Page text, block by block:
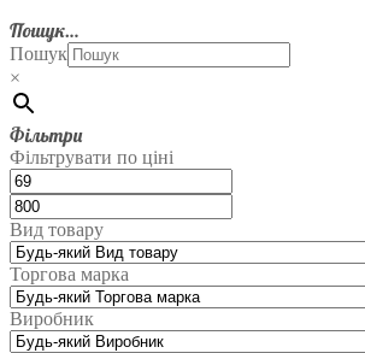
Пошук…
Пошук
×
Фільтри
Фільтрувати по ціні
Вид товару
Торгова марка
Виробник